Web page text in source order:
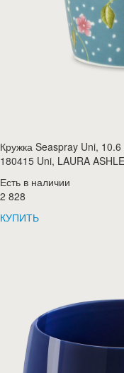
Кружка Seaspray Uni,
180415 Uni, LAURA
Есть в наличии
2 828
КУПИТЬ